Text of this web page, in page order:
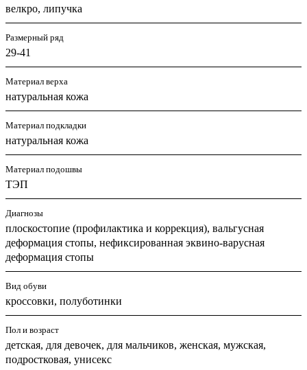
велкро, липучка
Размерный ряд
29-41
Материал верха
натуральная кожа
Материал подкладки
натуральная кожа
Материал подошвы
ТЭП
Диагнозы
плоскостопие (профилактика и коррекция), вальгусная
деформация стопы, нефиксированная эквино-варусная
деформация стопы
Вид обуви
кроссовки, полуботинки
Пол и возраст
детская, для девочек, для мальчиков, женская, мужская,
подростковая, унисекс